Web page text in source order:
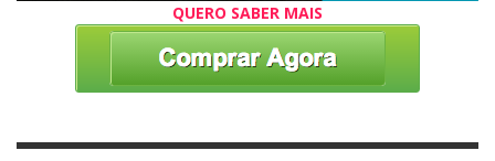
QUERO SABER MAIS